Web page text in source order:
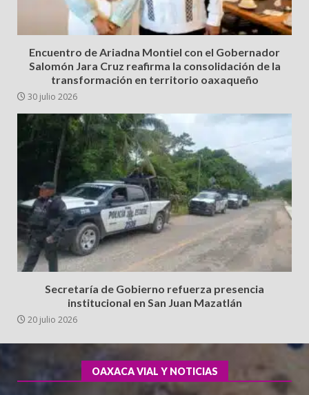
Encuentro de Ariadna Montiel con el Gobernador
Salomón Jara Cruz reafirma la consolidación de la
transformación en territorio oaxaqueño
30 julio 2026
Secretaría de Gobierno refuerza presencia
institucional en San Juan Mazatlán
20 julio 2026
OAXACA VIAL Y NOTICIAS